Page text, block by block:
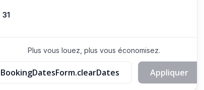
31
Plus vous louez, plus vous économisez.
BookingDatesForm.clearDates Appliquer